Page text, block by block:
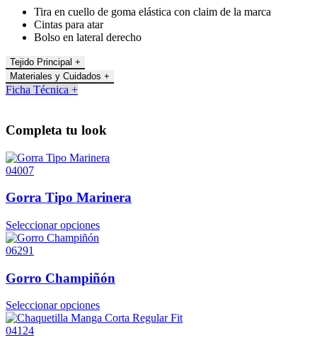
Tira en cuello de goma elástica con claim de la marca
Cintas para atar
Bolso en lateral derecho
Tejido Principal +
Materiales y Cuidados +
Ficha Técnica +
Completa tu look
04007
Gorra Tipo Marinera
Seleccionar opciones
06291
Gorro Champiñón
Seleccionar opciones
04124